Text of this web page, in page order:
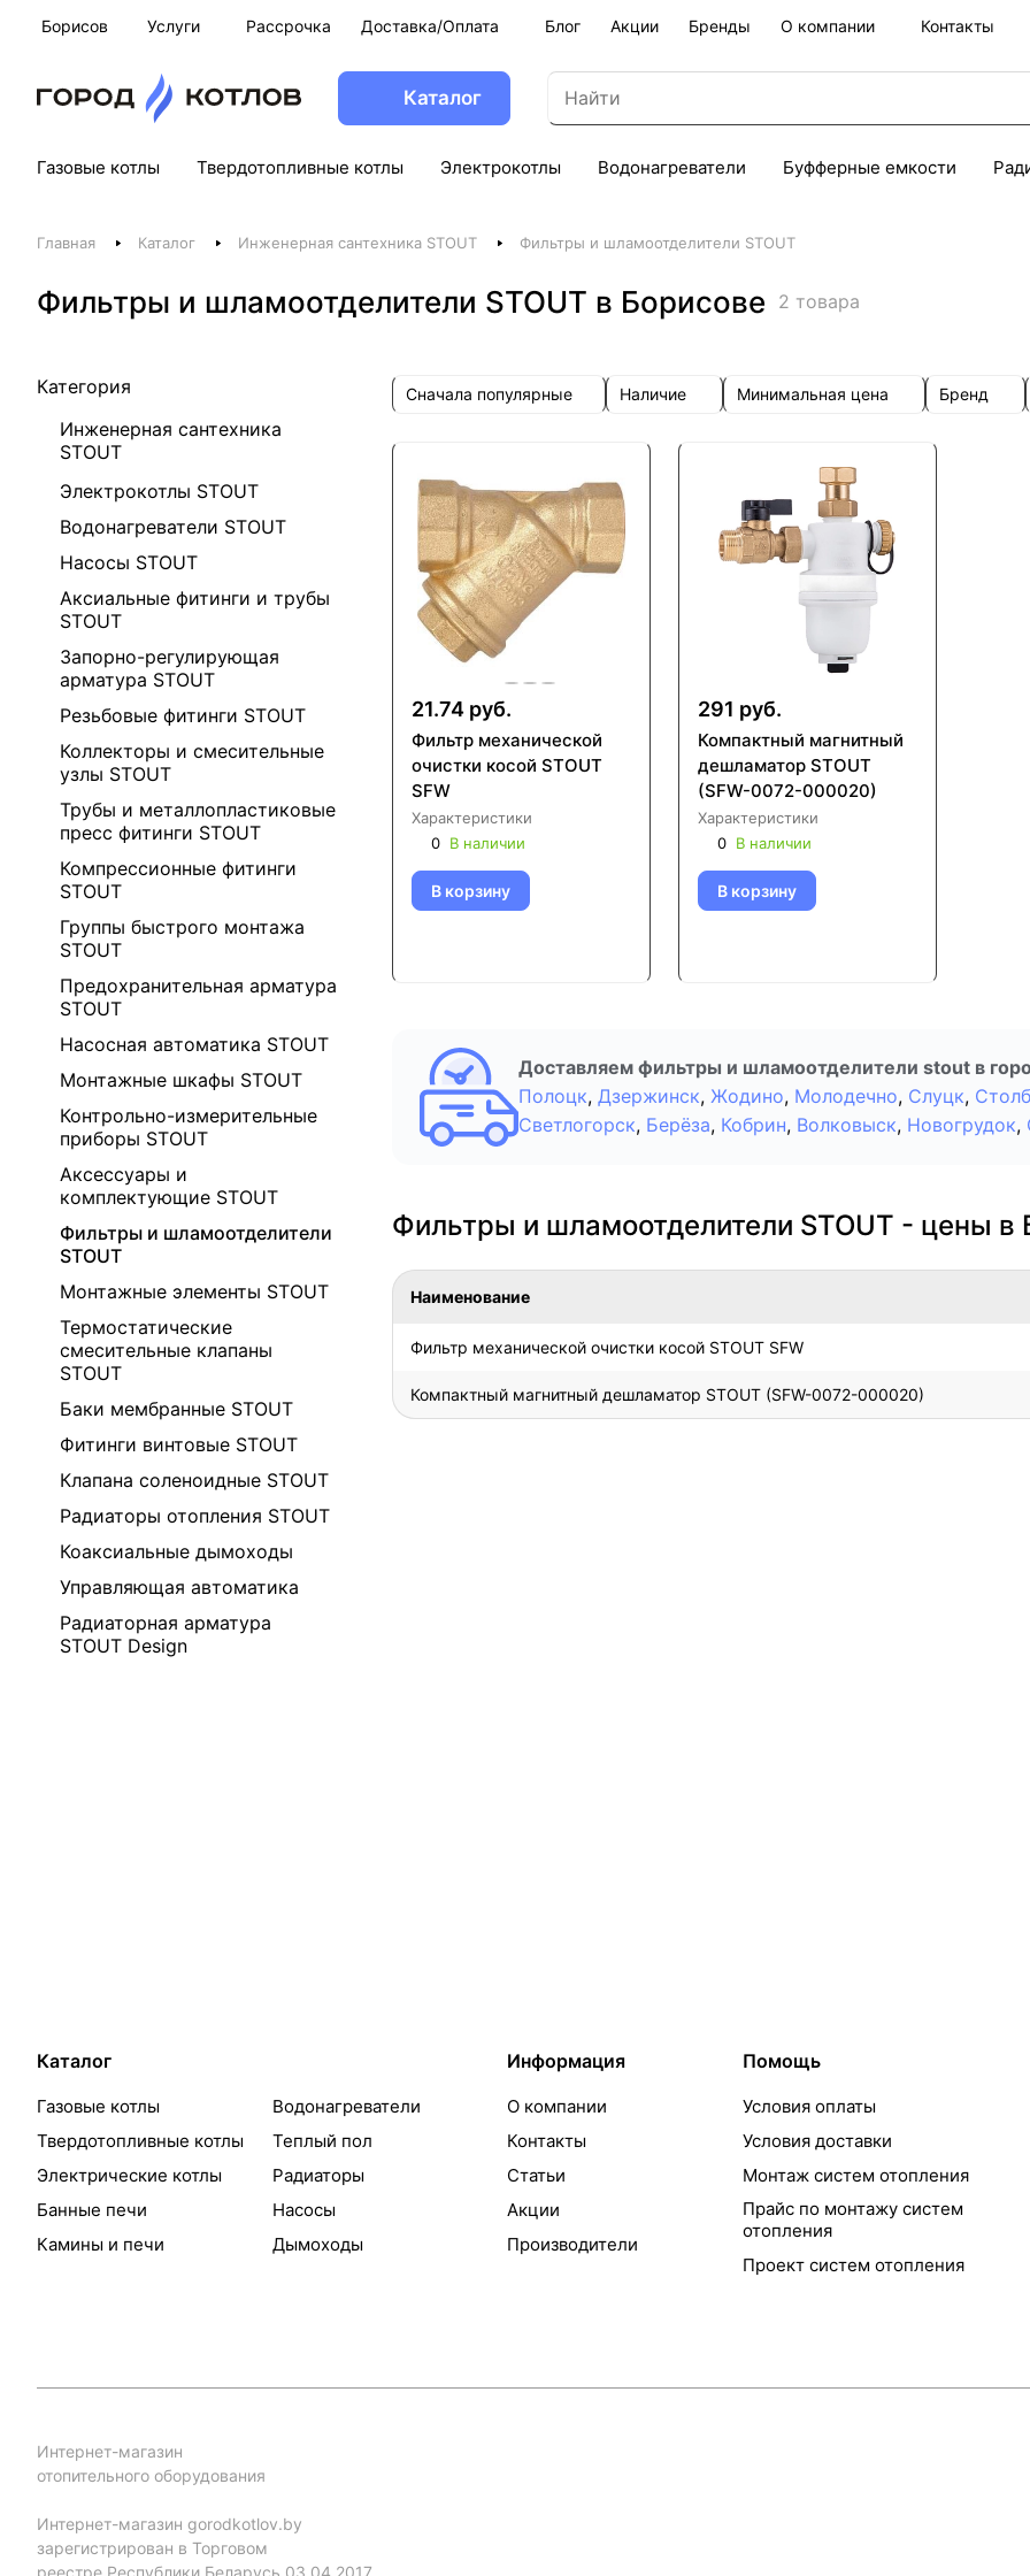
Борисов Услуги Рассрочка Доставка/Оплата Блог Акции Бренды О компании Контакты
Каталог
Газовые котлы Твердотопливные котлы Электрокотлы Водонагреватели Буфферные емкости
Главная Каталог Инженерная сантехника STOUT Фильтры и шламоотделители STOUT
Фильтры и шламоотделители STOUT в Борисове 2 товара
Категория
Инженерная сантехника
STOUT
Электрокотлы STOUT
Водонагреватели STOUT
Насосы STOUT
Аксиальные фитинги и трубы
STOUT
Запорно-регулирующая
арматура STOUT
Резьбовые фитинги STOUT
Коллекторы и смесительные
узлы STOUT
Трубы и металлопластиковые
пресс фитинги STOUT
Компрессионные фитинги
STOUT
Группы быстрого монтажа
STOUT
Предохранительная арматура
STOUT
Насосная автоматика STOUT
Монтажные шкафы STOUT
Контрольно-измерительные
приборы STOUT
Аксессуары и
комплектующие STOUT
Фильтры и шламоотделители
STOUT
Монтажные элементы STOUT
Термостатические
смесительные клапаны
STOUT
Баки мембранные STOUT
Фитинги винтовые STOUT
Клапана соленоидные STOUT
Радиаторы отопления STOUT
Коаксиальные дымоходы
Управляющая автоматика
Радиаторная арматура
STOUT Design
Сначала популярные Наличие Минимальная цена Бренд
21.74 руб.
Фильтр механической
очистки косой STOUT
SFW
Характеристики
0 В наличии
В корзину
291 руб.
Компактный магнитный
дешламатор STOUT
(SFW-0072-000020)
Характеристики
0 В наличии
В корзину
Доставляем фильтры и шламоотделители stout в
Полоцк, Дзержинск, Жодино, Молодечно, Слуцк,
Светлогорск, Берёза, Кобрин, Волковыск, Новогрудок,
Фильтры и шламоотделители STOUT - цены в
Наименование
Фильтр механической очистки косой STOUT SFW
Компактный магнитный дешламатор STOUT (SFW-0072-000020)
Каталог
Газовые котлы
Твердотопливные котлы
Электрические котлы
Банные печи
Камины и печи
Водонагреватели
Теплый пол
Радиаторы
Насосы
Дымоходы
Информация
О компании
Контакты
Статьи
Акции
Производители
Помощь
Условия оплаты
Условия доставки
Монтаж систем отопления
Прайс по монтажу систем
отопления
Проект систем отопления
Интернет-магазин
отопительного оборудования
Интернет-магазин gorodkotlov.by
зарегистрирован в Торговом
реестре Республики Беларусь 03.04.2017